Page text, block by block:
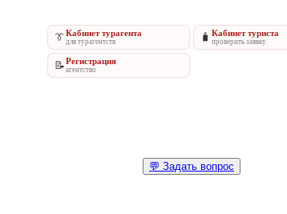
👔Кабинет турагента
для турагентств 🧳 Кабинет туриста
проверить заявку
📝Регистрация
агентство
💬 Задать вопрос